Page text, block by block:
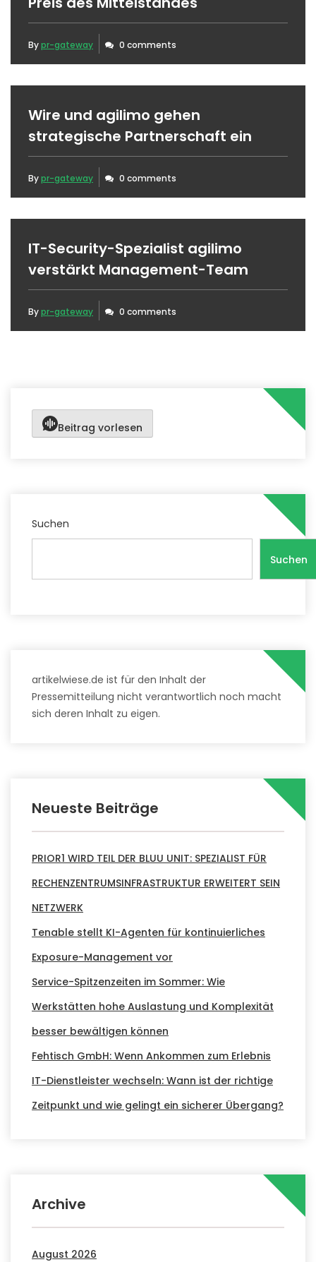
Bypr-gateway 0 comments
Wire und agilimo gehen
strategische Partnerschaft ein
Bypr-gateway 0 comments
IT-Security-Spezialist agilimo
verstärkt Management-Team
Bypr-gateway 0 comments
Beitrag vorlesen
Suchen
Suchen
artikelwiese.de ist für den Inhalt der
Pressemitteilung nicht verantwortlich noch macht
sich deren Inhalt zu eigen.
Neueste Beiträge
PRIOR1 WIRD TEIL DER BLUU UNIT: SPEZIALIST FÜR
RECHENZENTRUMSINFRASTRUKTUR ERWEITERT SEIN
NETZWERK
Tenable stellt KI-Agenten für kontinuierliches
Exposure-Management vor
Service-Spitzenzeiten im Sommer: Wie
Werkstätten hohe Auslastung und Komplexität
besser bewältigen können
Fehtisch GmbH: Wenn Ankommen zum Erlebnis
IT-Dienstleister wechseln: Wann ist der richtige
Zeitpunkt und wie gelingt ein sicherer Übergang?
Archive
August 2026